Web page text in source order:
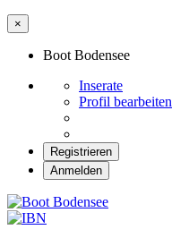
×
Boot Bodensee
Inserate
Profil bearbeiten
Registrieren
Anmelden